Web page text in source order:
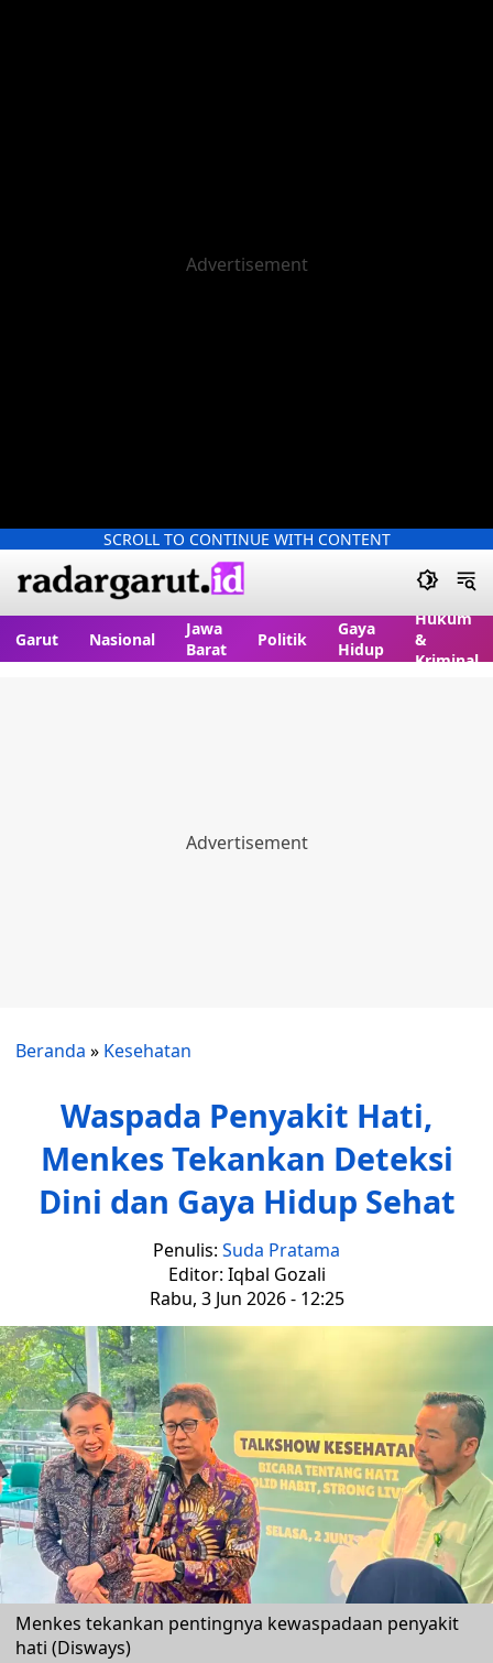
SCROLL TO CONTINUE WITH CONTENT
Garut Nasional
Jawa
Barat
Politik
Gaya
Hidup
Hukum
&
Kriminal
Beranda » Kesehatan
Waspada Penyakit Hati,
Menkes Tekankan Deteksi
Dini dan Gaya Hidup Sehat
Penulis: Suda Pratama
Editor: Iqbal Gozali
Rabu, 3 Jun 2026 - 12:25
Menkes tekankan pentingnya kewaspadaan penyakit
hati (Disways)